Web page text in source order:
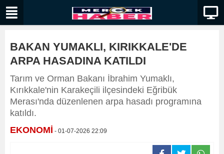
BAKAN YUMAKLI, KIRIKKALE'DE
ARPA HASADINA KATILDI
Tarım ve Orman Bakanı İbrahim Yumaklı,
Kırıkkale'nin Karakeçili ilçesindeki Eğribük
Merası'nda düzenlenen arpa hasadı programına
katıldı.
EKONOMİ - 01-07-2026 22:09